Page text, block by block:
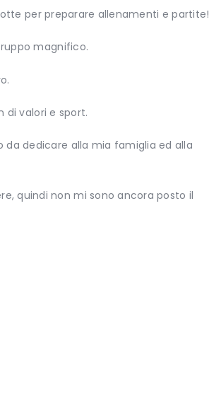
per preparare allenamenti e partite!
magnifico.
di valori e sport.
dedicare alla mia famiglia ed alla
quindi non mi sono ancora posto il